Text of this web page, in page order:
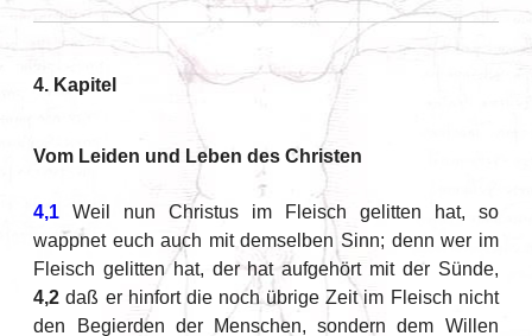
4. Kapitel
Vom Leiden und Leben des Christen
4,1 Weil nun Christus im Fleisch gelitten hat, so
wappnet euch auch mit demselben Sinn; denn wer im
Fleisch gelitten hat, der hat aufgehört mit der Sünde,
4,2 daß er hinfort die noch übrige Zeit im Fleisch nicht
den Begierden der Menschen, sondern dem Willen